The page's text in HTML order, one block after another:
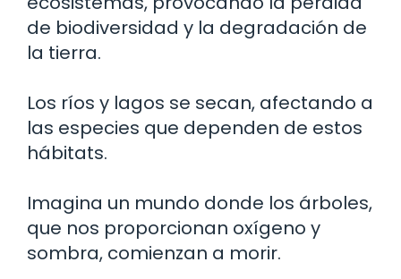
de biodiversidad y la degradación de
la tierra.
Los ríos y lagos se secan, afectando a
las especies que dependen de estos
hábitats.
Imagina un mundo donde los árboles,
que nos proporcionan oxígeno y
sombra, comienzan a morir.